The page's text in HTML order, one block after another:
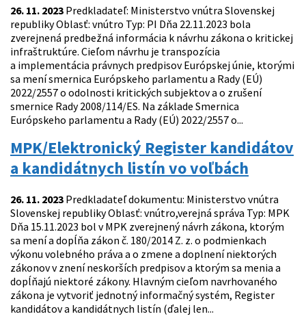
26. 11. 2023 Predkladateľ: Ministerstvo vnútra Slovenskej
republiky Oblasť: vnútro Typ: PI Dňa 22.11.2023 bola
zverejnená predbežná informácia k návrhu zákona o kritickej
infraštruktúre. Cieľom návrhu je transpozícia
a implementácia právnych predpisov Európskej únie, ktorými
sa mení smernica Európskeho parlamentu a Rady (EÚ)
2022/2557 o odolnosti kritických subjektov a o zrušení
smernice Rady 2008/114/ES. Na základe Smernica
Európskeho parlamentu a Rady (EÚ) 2022/2557 o...
MPK/Elektronický Register kandidátov
a kandidátnych listín vo voľbách
26. 11. 2023 Predkladateľ dokumentu: Ministerstvo vnútra
Slovenskej republiky Oblasť: vnútro,verejná správa Typ: MPK
Dňa 15.11.2023 bol v MPK zverejnený návrh zákona, ktorým
sa mení a dopĺňa zákon č. 180/2014 Z. z. o podmienkach
výkonu volebného práva a o zmene a doplnení niektorých
zákonov v znení neskorších predpisov a ktorým sa menia a
dopĺňajú niektoré zákony. Hlavným cieľom navrhovaného
zákona je vytvoriť jednotný informačný systém, Register
kandidátov a kandidátnych listín (ďalej len...